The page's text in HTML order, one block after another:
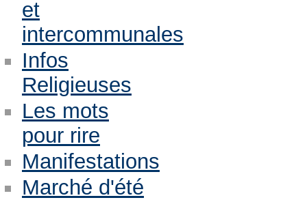
et
intercommunales
Infos
Religieuses
Les mots
pour rire
Manifestations
Marché d'été